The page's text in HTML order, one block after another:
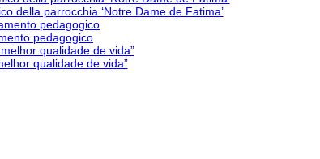
della parrocchia ‘Notre Dame de Fatima’
pedagogico
qualidade de vida”